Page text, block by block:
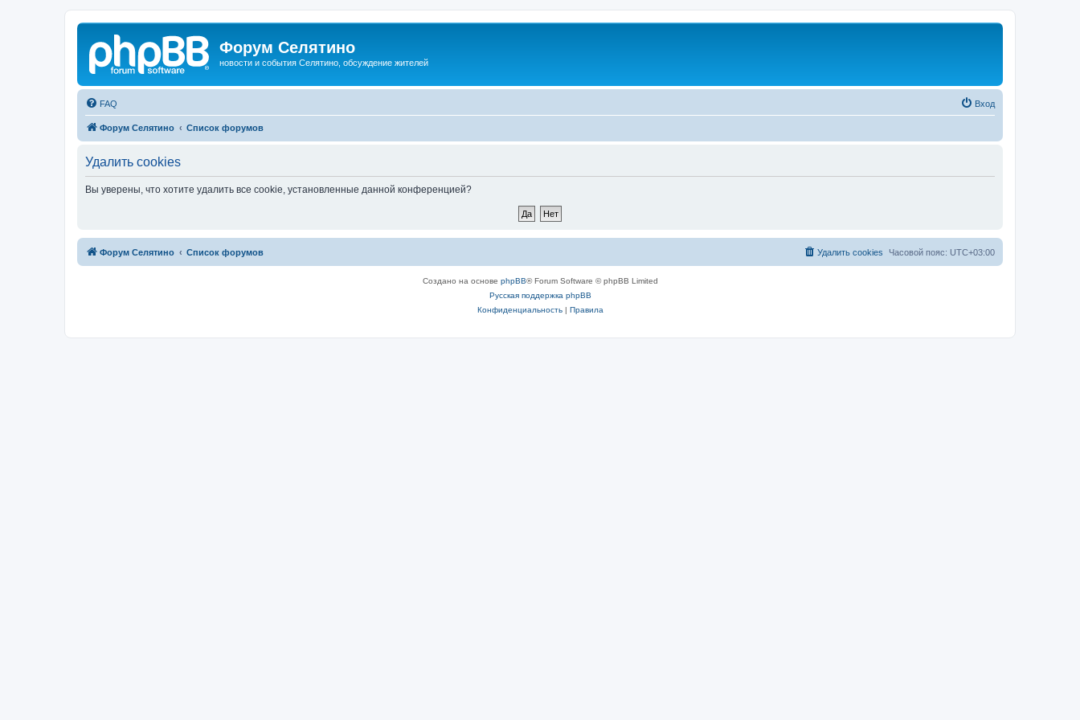
Форум Селятино
новости и события Селятино, обсуждение жителей
FAQ Вход
Форум Селятино Список форумов
Удалить cookies
Вы уверены, что хотите удалить все cookie, установленные данной конференцией?
Форум Селятино Список форумов Часовой пояс: UTC+03:00
Удалить cookies
Создано на основе phpBB® Forum Software © phpBB Limited
Русская поддержка phpBB
Конфиденциальность| Правила